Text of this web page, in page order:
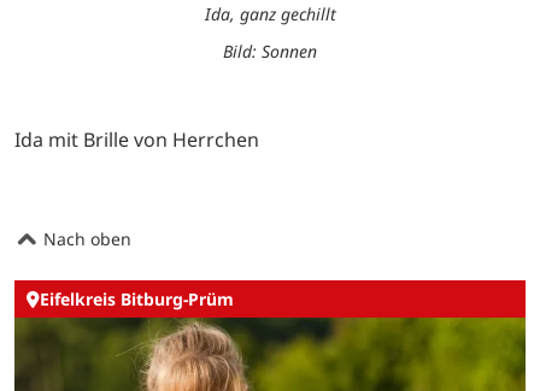
Ida, ganz gechillt
Bild: Sonnen
Ida mit Brille von Herrchen
Nach oben
Eifelkreis Bitburg-Prüm